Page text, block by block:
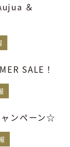
＆
SALE！
ャンペーン☆